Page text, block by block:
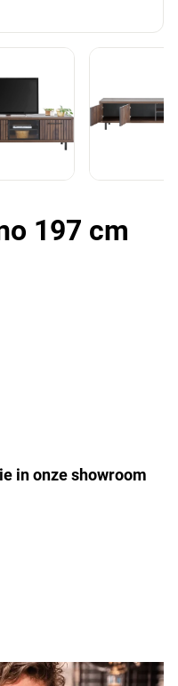
197 cm
in onze showroom